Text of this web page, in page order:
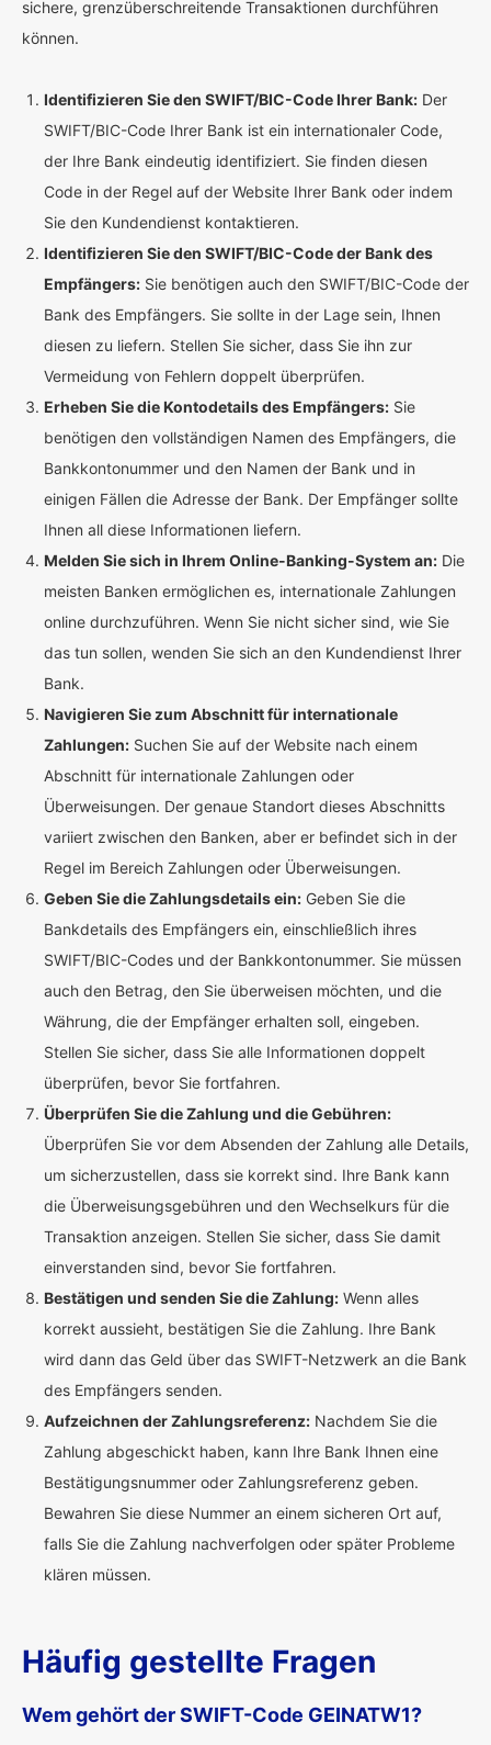
sichere, grenzüberschreitende Transaktionen durchführen
können.
Identifizieren Sie den SWIFT/BIC-Code Ihrer Bank: Der
SWIFT/BIC-Code Ihrer Bank ist ein internationaler Code,
der Ihre Bank eindeutig identifiziert. Sie finden diesen
Code in der Regel auf der Website Ihrer Bank oder indem
Sie den Kundendienst kontaktieren.
Identifizieren Sie den SWIFT/BIC-Code der Bank des
Empfängers: Sie benötigen auch den SWIFT/BIC-Code der
Bank des Empfängers. Sie sollte in der Lage sein, Ihnen
diesen zu liefern. Stellen Sie sicher, dass Sie ihn zur
Vermeidung von Fehlern doppelt überprüfen.
Erheben Sie die Kontodetails des Empfängers: Sie
benötigen den vollständigen Namen des Empfängers, die
Bankkontonummer und den Namen der Bank und in
einigen Fällen die Adresse der Bank. Der Empfänger sollte
Ihnen all diese Informationen liefern.
Melden Sie sich in Ihrem Online-Banking-System an: Die
meisten Banken ermöglichen es, internationale Zahlungen
online durchzuführen. Wenn Sie nicht sicher sind, wie Sie
das tun sollen, wenden Sie sich an den Kundendienst Ihrer
Bank.
Navigieren Sie zum Abschnitt für internationale
Zahlungen: Suchen Sie auf der Website nach einem
Abschnitt für internationale Zahlungen oder
Überweisungen. Der genaue Standort dieses Abschnitts
variiert zwischen den Banken, aber er befindet sich in der
Regel im Bereich Zahlungen oder Überweisungen.
Geben Sie die Zahlungsdetails ein: Geben Sie die
Bankdetails des Empfängers ein, einschließlich ihres
SWIFT/BIC-Codes und der Bankkontonummer. Sie müssen
auch den Betrag, den Sie überweisen möchten, und die
Währung, die der Empfänger erhalten soll, eingeben.
Stellen Sie sicher, dass Sie alle Informationen doppelt
überprüfen, bevor Sie fortfahren.
Überprüfen Sie die Zahlung und die Gebühren:
Überprüfen Sie vor dem Absenden der Zahlung alle Details,
um sicherzustellen, dass sie korrekt sind. Ihre Bank kann
die Überweisungsgebühren und den Wechselkurs für die
Transaktion anzeigen. Stellen Sie sicher, dass Sie damit
einverstanden sind, bevor Sie fortfahren.
Bestätigen und senden Sie die Zahlung: Wenn alles
korrekt aussieht, bestätigen Sie die Zahlung. Ihre Bank
wird dann das Geld über das SWIFT-Netzwerk an die Bank
des Empfängers senden.
Aufzeichnen der Zahlungsreferenz: Nachdem Sie die
Zahlung abgeschickt haben, kann Ihre Bank Ihnen eine
Bestätigungsnummer oder Zahlungsreferenz geben.
Bewahren Sie diese Nummer an einem sicheren Ort auf,
falls Sie die Zahlung nachverfolgen oder später Probleme
klären müssen.
Häufig gestellte Fragen
Wem gehört der SWIFT-Code GEINATW1?